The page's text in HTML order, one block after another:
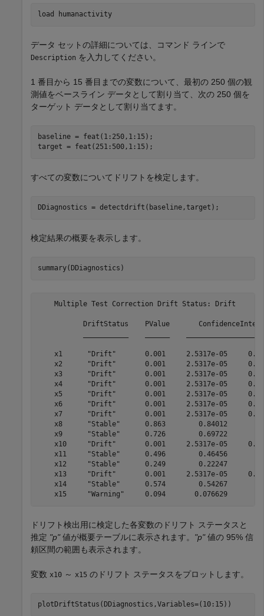
load humanactivity
データ セットの詳細については、コマンド ラインで
Description を入力してください。
1 番目から 15 番目までの変数について、最初の 250 個の観
測値をベースライン データとして割り当て、次の 250 個を
ターゲット データとして割り当てます。
baseline = feat(1:250,1:15);
target = feat(251:500,1:15);
すべての変数についてドリフトを検定します。
DDiagnostics = detectdrift(baseline,target);
検定結果の概要を表示します。
summary(DDiagnostics)
    Multiple Test Correction Drift Status: Drift
DriftStatus    PValue
x1      "Drift"       0.001     2.5317e-05
x2      "Drift"       0.001     2.5317e-05
x3      "Drift"       0.001     2.5317e-05
x4      "Drift"       0.001     2.5317e-05
x5      "Drift"       0.001     2.5317e-05
x6      "Drift"       0.001     2.5317e-05
x7      "Drift"       0.001     2.5317e-05
x8      "Stable"      0.863        0.84012
x9      "Stable"      0.726        0.69722
x10     "Drift"       0.001     2.5317e-05
x11     "Stable"      0.496        0.46456
x12     "Stable"      0.249        0.22247
x13     "Drift"       0.001     2.5317e-05
x14     "Stable"      0.574        0.54267
ドリフト検出用に検定した各変数のドリフト ステータスと
推定 "p"値が概要テーブルに表示されます。 "p"値の 95% 信
頼区間の範囲も表示されます。
変数 x10 ～ x15 のドリフト ステータスをプロットします。
plotDriftStatus(DDiagnostics,Variables=(10:15))